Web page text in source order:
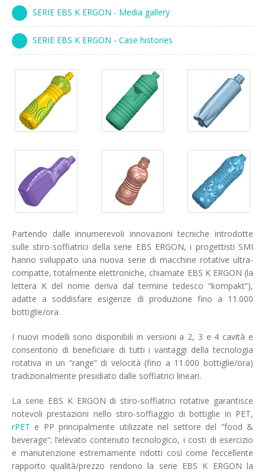
ingresso in linea
ingresso a 90°
Corsi palettizzatori
SERIE EBS K ERGON - Media gallery
SERIE EBS K ERGON - Case histories
Partendo dalle innumerevoli innovazioni tecniche introdotte
sulle stiro-soffiatrici della serie EBS ERGON, i progettisti SMI
hanno sviluppato una nuova serie di macchine rotative ultra-
compatte, totalmente elettroniche, chiamate EBS K ERGON (la
lettera K del nome deriva dal termine tedesco “kompakt”),
adatte a soddisfare esigenze di produzione fino a 11.000
bottiglie/ora.
I nuovi modelli sono disponibili in versioni a 2, 3 e 4 cavità e
consentono di beneficiare di tutti i vantaggi della tecnologia
rotativa in un “range” di velocità (fino a 11.000 bottiglie/ora)
tradizionalmente presidiato dalle soffiatrici lineari.
La serie EBS K ERGON di stiro-soffiatrici rotative garantisce
notevoli prestazioni nello stiro-soffiaggio di bottiglie in PET,
rPET e PP principalmente utilizzate nel settore del “food &
beverage”; l’elevato contenuto tecnologico, i costi di esercizio
e manutenzione estremamente ridotti così come l’eccellente
rapporto qualità/prezzo rendono la serie EBS K ERGON la